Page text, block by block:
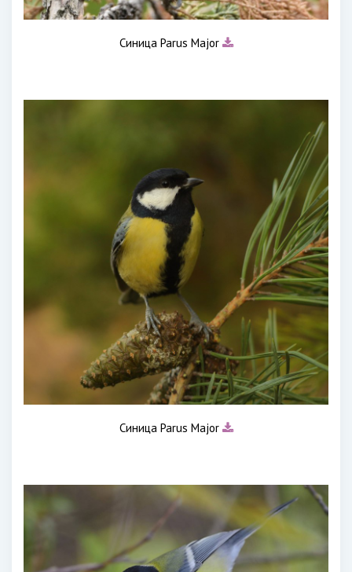
Синица Parus Major
Синица Parus Major